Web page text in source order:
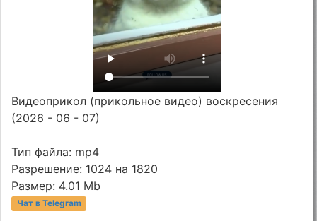
Видеоприкол (прикольное видео) воскресения
(2026 - 06 - 07)
Тип файла: mp4
Разрешение: 1024 на 1820
Размер: 4.01 Mb
Чат в Telegram